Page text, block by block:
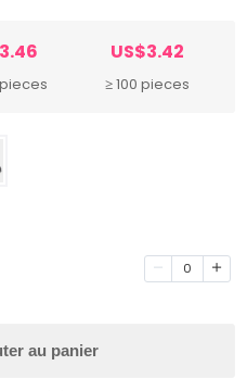
US$3.42
≥ 100 pieces
0
au panier